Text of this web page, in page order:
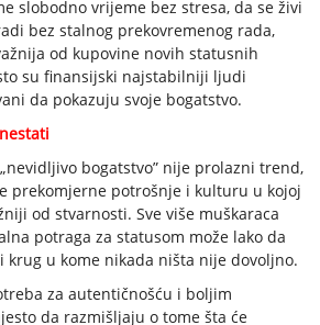
slobodno vrijeme bez stresa, da se živi
bez stalnog prekovremenog rada,
od kupovine novih statusnih
su finansijski najstabilniji ljudi
da pokazuju svoje bogatstvo.
bogatstvo” nije prolazni trend,
prekomjerne potrošnje i kulturu u kojoj
od stvarnosti. Sve više muškaraca
potraga za statusom može lako da
krug u kome nikada ništa nije dovoljno.
za autentičnošću i boljim
da razmišljaju o tome šta će